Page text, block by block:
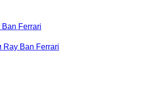
Ban Ferrari